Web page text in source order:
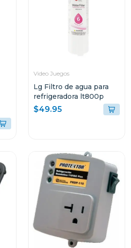
Video Juegos
Lg Filtro de agua para
refrigeradora lt800p
$49.95